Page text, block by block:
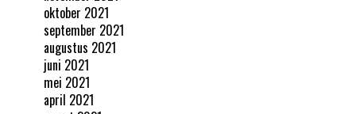
oktober 2021
september 2021
augustus 2021
juni 2021
mei 2021
april 2021